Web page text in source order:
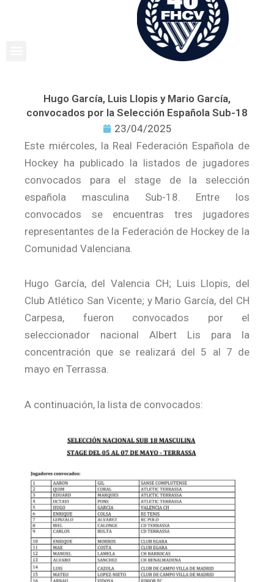
Hugo García, Luis Llopis y Mario García,
convocados por la Selección Española Sub-18
23/04/2025
Este miércoles, la Real Federación Española de
Hockey ha publicado la listados de jugadores
convocados para el stage de la selección
española masculina Sub-18. Entre los
convocados se encuentras tres jugadores
representantes de la Federación de Hockey de la
Comunidad Valenciana.
Hugo García, del Valencia CH; Luis Llopis, del
Club Atlético San Vicente; y Mario García, del CH
Carpesa, fueron convocados por el
seleccionador nacional Albert Lis para la
concentración que se realizará del 5 al 7 de
mayo en Terrassa.
A continuación, la lista de convocados: